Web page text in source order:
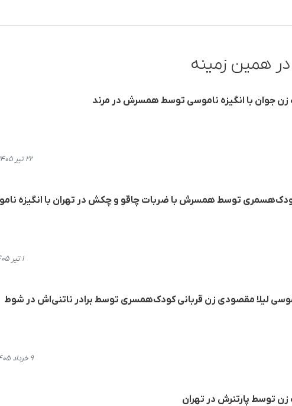
همین زمینه
زن جوان با انگیزه ناموسی توسط همسرش در مرند
۲۲ تیر ۱۴۰۵، ۱۳:۳۷
توسط همسرش با ضربات چاقو و چکش در تهران با انگیزه
۱ تیر ۱۴۰۵، ۱۱:۵۲
لیلا مقصودی زن قربانی کودک‌همسری توسط برادر ناتنی‌اش در شوط
۹ خرداد ۱۴۰۵، ۱۳:۴۱
توسط پارتنرش در تهران